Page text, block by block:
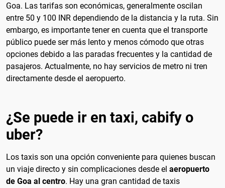
Goa. Las tarifas son económicas, generalmente oscilan
entre 50 y 100 INR dependiendo de la distancia y la ruta. Sin
embargo, es importante tener en cuenta que el transporte
público puede ser más lento y menos cómodo que otras
opciones debido a las paradas frecuentes y la cantidad de
pasajeros. Actualmente, no hay servicios de metro ni tren
directamente desde el aeropuerto.
¿Se puede ir en taxi, cabify o
uber?
Los taxis son una opción conveniente para quienes buscan
un viaje directo y sin complicaciones desde el aeropuerto
de Goa al centro. Hay una gran cantidad de taxis